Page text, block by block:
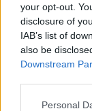
your opt-out.
disclosure of
IAB’s list of
also be
Downstream
Please note
Personal